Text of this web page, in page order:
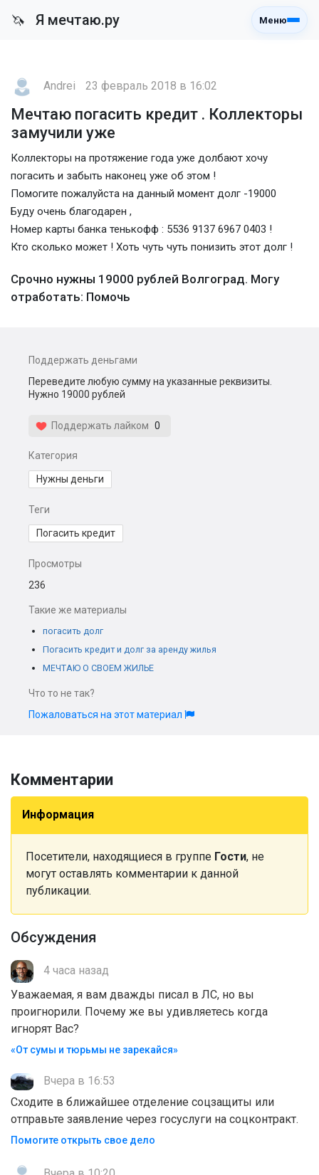
🦄 Я мечтаю.ру Меню
Andrei 23 февраль 2018 в 16:02
Мечтаю погасить кредит . Коллекторы
замучили уже
Коллекторы на протяжение года уже долбают хочу
погасить и забыть наконец уже об этом !
Помогите пожалуйста на данный момент долг -19000
Буду очень благодарен ,
Номер карты банка тенькофф : 5536 9137 6967 0403 !
Кто сколько может ! Хоть чуть чуть понизить этот долг !
Срочно нужны 19000 рублей Волгоград. Могу
отработать: Помочь
Поддержать деньгами
Переведите любую сумму на указанные реквизиты.
Нужно 19000 рублей
Поддержать лайком 0
Категория
Нужны деньги
Теги
Погасить кредит
Просмотры
236
Такие же материалы
погасить долг
Погасить кредит и долг за аренду жилья
МЕЧТАЮ О СВОЕМ ЖИЛЬЕ
Что то не так?
Пожаловаться на этот материал
Комментарии
Информация
Посетители, находящиеся в группе Гости, не
могут оставлять комментарии к данной
публикации.
Обсуждения
4 часа назад
Уважаемая, я вам дважды писал в ЛС, но вы
проигнорили. Почему же вы удивляетесь когда
игнорят Вас?
«От сумы и тюрьмы не зарекайся»
Вчера в 16:53
Сходите в ближайшее отделение соцзащиты или
отправьте заявление через госуслуги на соцконтракт.
Помогите открыть свое дело